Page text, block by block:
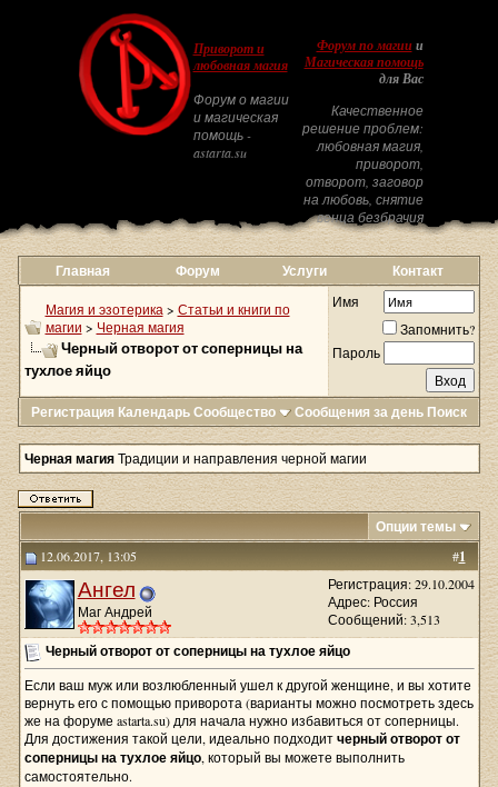
Приворот и
любовная магия
Форум о магии
и магическая
помощь -
astarta.su
Форум по магиии
Магическая помощь
для Вас
Качественное
решение проблем:
любовная магия,
приворот,
отворот, заговор
на любовь, снятие
венца безбрачия
Главная Форум Услуги Контакт
Магия и эзотерика > Статьи и книги по
магии > Черная магия
Черный отворот от соперницы на
тухлое яйцо
Имя
Запомнить?
Пароль
Регистрация КалендарьСообщество Сообщения за день Поиск
Черная магия Традиции и направления черной магии
Опции темы
#1
12.06.2017, 13:05
Ангел
Маг Андрей
Регистрация: 29.10.2004
Адрес: Россия
Сообщений: 3,513
Черный отворот от соперницы на тухлое яйцо
Если ваш муж или возлюбленный ушел к другой женщине, и вы хотите
вернуть его с помощью приворота (варианты можно посмотреть здесь
же на форуме astarta.su) для начала нужно избавиться от соперницы.
Для достижения такой цели, идеально подходитчерный отворот от
соперницы на тухлое яйцо, который вы можете выполнить
самостоятельно.